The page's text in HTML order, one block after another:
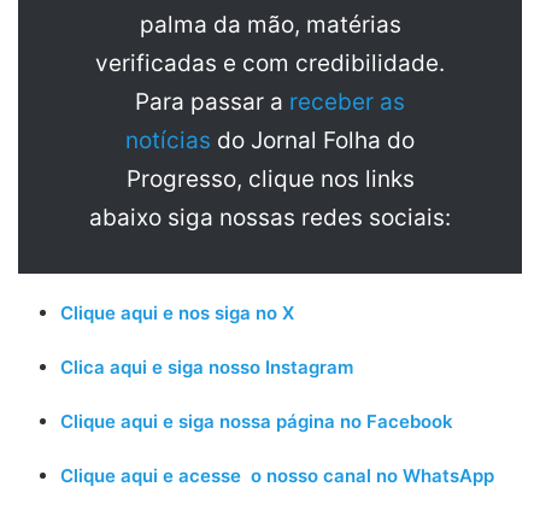
palma da mão, matérias
verificadas e com credibilidade.
Para passar a receber as
notícias do Jornal Folha do
Progresso, clique nos links
abaixo siga nossas redes sociais:
Clique aqui e nos siga no X
Clica aqui e siga nosso Instagram
Clique aqui e siga nossa página no Facebook
Clique aqui e acesse o nosso canal no WhatsApp